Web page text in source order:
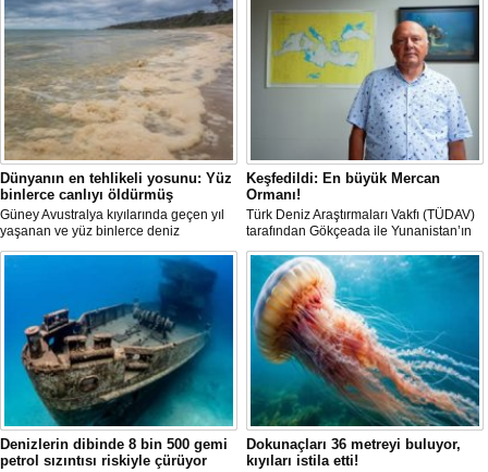
Dünyanın en tehlikeli yosunu: Yüz
binlerce canlıyı öldürmüş
Güney Avustralya kıyılarında geçen yıl
yaşanan ve yüz binlerce deniz
canlısının ölümüne yol açan çevre
felaketinin arkasındaki yosun türü
incelendi. Araştırmacılar, söz konusu
mikroalgin bugüne kadar incelenen
türler arasında en zehirli örnek
olduğunu ortaya çıkardı.
Keşfedildi: En büyük Mercan
Ormanı!
Türk Deniz Araştırmaları Vakfı (TÜDAV)
tarafından Gökçeada ile Yunanistan’ın
Semadirek Adası arasında yürütülen
araştırmada, Türkiye kara sularında 70
ila 120 metre derinlikte ve 2
kilometreden fazla uzunlukta, Ege
Denizi’ndeki en büyük mercan ormanı
keşfedildi.
Denizlerin dibinde 8 bin 500 gemi
petrol sızıntısı riskiyle çürüyor
Dokunaçları 36 metreyi buluyor,
kıyıları istila etti!